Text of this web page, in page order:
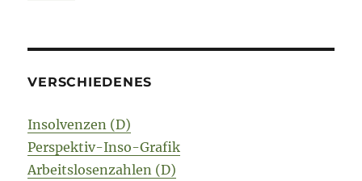
VERSCHIEDENES
Insolvenzen (D)
Perspektiv-Inso-Grafik
Arbeitslosenzahlen (D)